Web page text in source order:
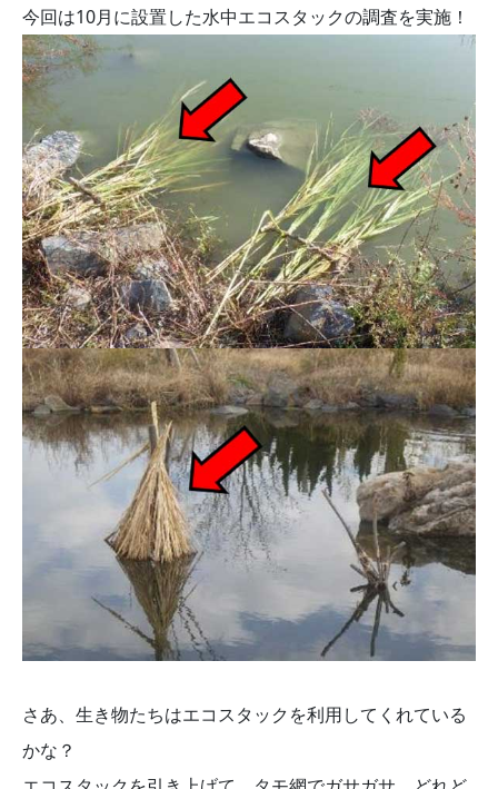
今回は10月に設置した水中エコスタックの調査を実施！
さあ、生き物たちはエコスタックを利用してくれている
かな？